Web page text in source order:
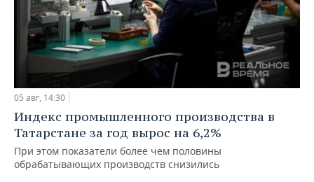
05 авг, 14:30
Индекс промышленного производства в
Татарстане за год вырос на 6,2%
При этом показатели более чем половины
обрабатывающих производств снизились